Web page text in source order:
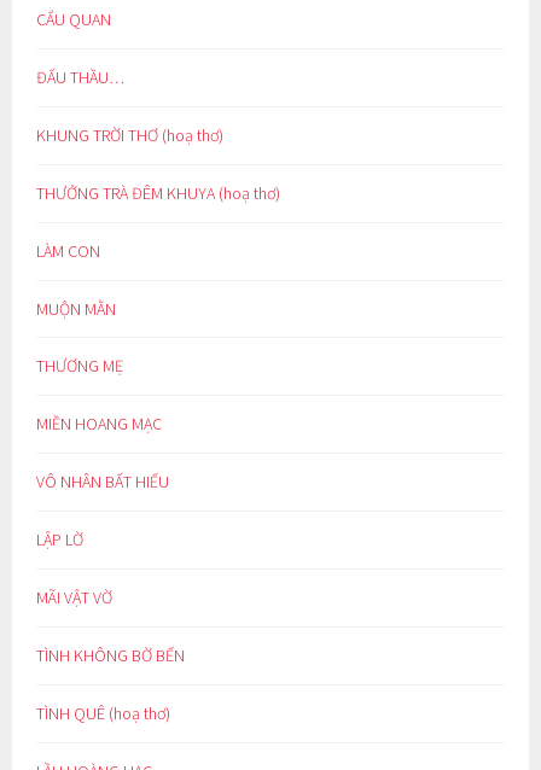
CẨU QUAN
ĐẤU THẦU…
KHUNG TRỜI THƠ (hoạ thơ)
THƯỞNG TRÀ ĐÊM KHUYA (hoạ thơ)
LÀM CON
MUỘN MẰN
THƯƠNG MẸ
MIỀN HOANG MẠC
VÔ NHÂN BẤT HIẾU
LẬP LỜ
MÃI VẬT VỜ
TÌNH KHÔNG BỜ BẾN
TÌNH QUÊ (hoạ thơ)